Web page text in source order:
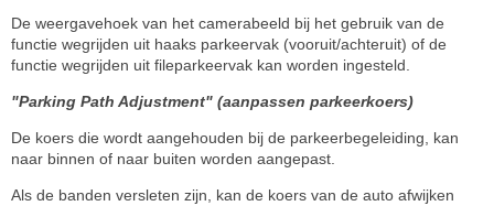
De weergavehoek van het camerabeeld bij het gebruik van de
functie wegrijden uit haaks parkeervak (vooruit/achteruit) of de
functie wegrijden uit fileparkeervak kan worden ingesteld.
"Parking Path Adjustment" (aanpassen parkeerkoers)
De koers die wordt aangehouden bij de parkeerbegeleiding, kan
naar binnen of naar buiten worden aangepast.
Als de banden versleten zijn, kan de koers van de auto afwijken